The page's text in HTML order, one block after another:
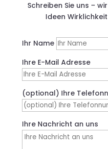
Schreiben Sie uns –
Ideen
Ihr Name
Ihre E-Mail Adresse
(optional) Ihre
Ihre Nachricht an uns